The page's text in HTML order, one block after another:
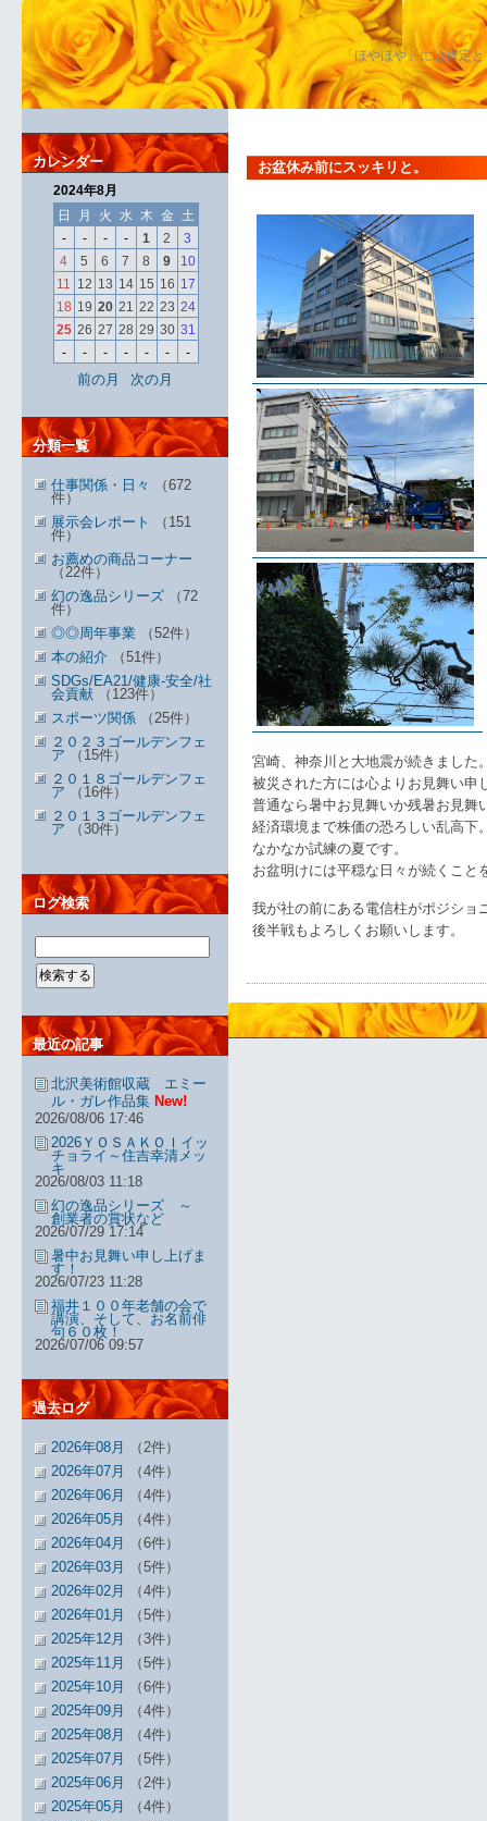
「ほやほや」には肯定
お盆休み前にスッキリと。
宮崎、神奈川と大地震が続きました
被災された方には心よりお見舞い申
普通なら暑中お見舞いか残暑お見舞
経済環境まで株価の恐ろしい乱高下
なかなか試練の夏です。
お盆明けには平穏な日々が続くこと
我が社の前にある電信柱がポジショ
後半戦もよろしくお願いします。
カレンダー
2024年8月
日
月 火 水 木 金 土
-
- - - 1 2
3
4
5 6 7 8 9
10
11 12 13 14 15 16 17
18 19 20 21 22 23 24
25 26 27 28 29 30 31
-
- - - - - -
前の月 次の月
分類一覧
仕事関係・日々
（672
件）
展示会レポート
（151
件）
お薦めの商品コーナー
（22件）
幻の逸品シリーズ （72
件）
◎◎周年事業 （52件）
本の紹介 （51件）
SDGs/EA21/健康-安全/社
会貢献 （123件）
スポーツ関係 （25件）
２０２３ゴールデンフェ
ア （15件）
２０１８ゴールデンフェ
ア （16件）
２０１３ゴールデンフェ
ア （30件）
ログ検索
最近の記事
北沢美術館収蔵 エミー
ル・ガレ作品集 New!
2026/08/06 17:46
2026ＹＯＳＡＫＯＩイッ
チョライ～住吉幸清メッ
キ
2026/08/03 11:18
幻の逸品シリーズ ～
創業者の賞状など
2026/07/29 17:14
暑中お見舞い申し上げま
す！
2026/07/23 11:28
福井１００年老舗の会で
講演、そして、お名前俳
句６０枚！
2026/07/06 09:57
過去ログ
2026年08月
（2件）
2026年07月
（4件）
2026年06月
（4件）
2026年05月
（4件）
2026年04月
（6件）
2026年03月
（5件）
2026年02月
（4件）
2026年01月
（5件）
2025年12月
（3件）
2025年11月
（5件）
2025年10月
（6件）
2025年09月
（4件）
2025年08月
（4件）
2025年07月
（5件）
2025年06月
（2件）
2025年05月
（4件）